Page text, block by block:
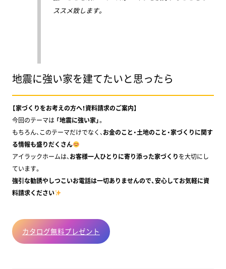
ススメ致します。
地震に強い家を建てたいと思ったら
【家づくりをお考えの方へ！資料請求のご案内】
今回のテーマは 「地震に強い家」。
もちろん、このテーマだけでなく、お金のこと・土地のこと・家づくりに関す
る情報も盛りだくさん
アイラックホームは、お客様一人ひとりに寄り添った家づくりを大切にし
ています。
強引な勧誘やしつこいお電話は一切ありませんので、安心してお気軽に資
料請求ください
カタログ無料プレゼント